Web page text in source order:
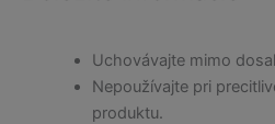
Uchovávajte mimo
Nepoužívajte pri
produktu.